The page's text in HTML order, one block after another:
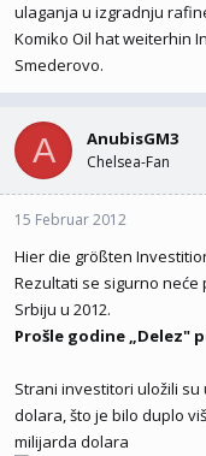
ulaganja u izgradnju
Komiko Oil hat weiterhin
Smederovo.
A AnubisGM3
Chelsea-Fan
15 Februar 2012
Hier die größten
Rezultati se sigurno neće
Srbiju u 2012.
Prošle godine „Delez"
Strani investitori uložili
dolara, što je bilo duplo
milijarda dolara